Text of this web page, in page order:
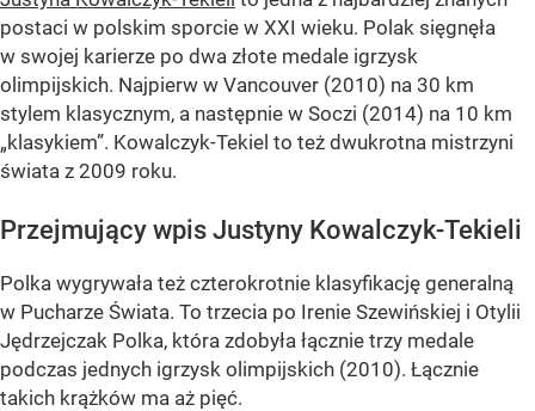
postaci w polskim sporcie w XXI wieku. Polak sięgnęła
w swojej karierze po dwa złote medale igrzysk
olimpijskich. Najpierw w Vancouver (2010) na 30 km
stylem klasycznym, a następnie w Soczi (2014) na 10 km
„klasykiem”. Kowalczyk-Tekiel to też dwukrotna mistrzyni
świata z 2009 roku.
Przejmujący wpis Justyny Kowalczyk-Tekieli
Polka wygrywała też czterokrotnie klasyfikację generalną
w Pucharze Świata. To trzecia po Irenie Szewińskiej i Otylii
Jędrzejczak Polka, która zdobyła łącznie trzy medale
podczas jednych igrzysk olimpijskich (2010). Łącznie
takich krążków ma aż pięć.